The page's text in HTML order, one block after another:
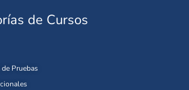
de Cursos
Pruebas